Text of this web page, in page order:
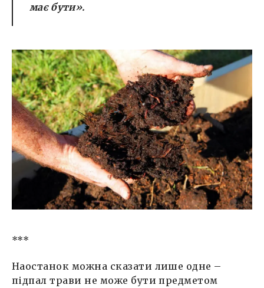
має бути».
***
Наостанок можна сказати лише одне –
підпал трави не може бути предметом